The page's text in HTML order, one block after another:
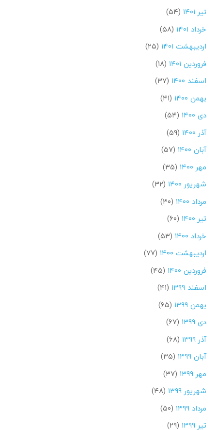
تیر ۱۴۰۱
(۵۴)
خرداد ۱۴۰۱
(۵۸)
اردیبهشت ۱۴۰۱
(۲۵)
فروردین ۱۴۰۱
(۱۸)
اسفند ۱۴۰۰
(۳۷)
بهمن ۱۴۰۰
(۴۱)
دی ۱۴۰۰
(۵۴)
آذر ۱۴۰۰
(۵۹)
آبان ۱۴۰۰
(۵۷)
مهر ۱۴۰۰
(۳۵)
شهریور ۱۴۰۰
(۳۲)
مرداد ۱۴۰۰
(۳۰)
تیر ۱۴۰۰
(۶۰)
خرداد ۱۴۰۰
(۵۳)
اردیبهشت ۱۴۰۰
(۷۷)
فروردین ۱۴۰۰
(۴۵)
اسفند ۱۳۹۹
(۴۱)
بهمن ۱۳۹۹
(۶۵)
دی ۱۳۹۹
(۶۷)
آذر ۱۳۹۹
(۶۸)
آبان ۱۳۹۹
(۳۵)
مهر ۱۳۹۹
(۳۷)
شهریور ۱۳۹۹
(۴۸)
مرداد ۱۳۹۹
(۵۰)
تیر ۱۳۹۹
(۲۹)